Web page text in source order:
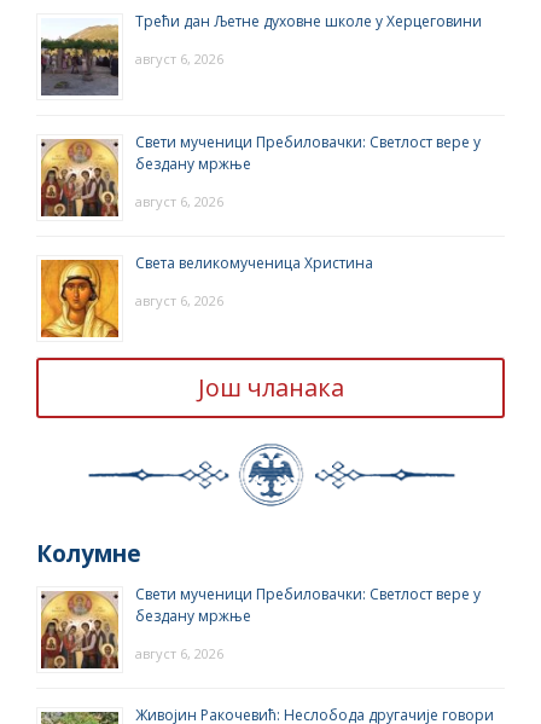
Трећи дан Љетне духовне школе у Херцеговини
август 6, 2026
Свети мученици Пребиловачки: Светлост вере у
бездану мржње
август 6, 2026
Света великомученица Христина
август 6, 2026
Још чланака
Колумне
Свети мученици Пребиловачки: Светлост вере у
бездану мржње
август 6, 2026
Живојин Ракочевић: Неслобода другачије говори